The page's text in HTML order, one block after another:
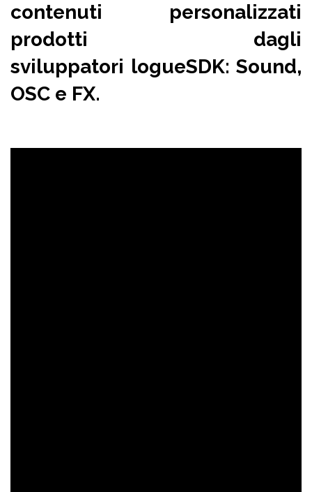
contenuti personalizzati
prodotti dagli
sviluppatori logueSDK: Sound,
OSC e FX.